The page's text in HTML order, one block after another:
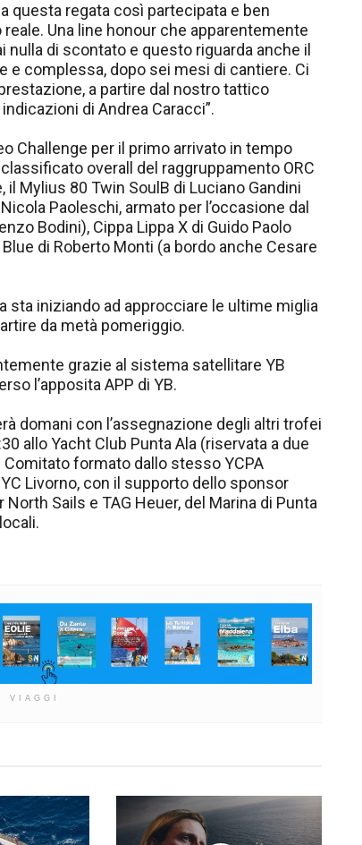
questa regata così partecipata e ben
Una line honour che apparentemente
nulla di scontato e questo riguarda anche il
e complessa, dopo sei mesi di cantiere. Ci
a partire dal nostro tattico
di Andrea Caracci”.
Challenge per il primo arrivato in tempo
overall del raggruppamento ORC
il Mylius 80 Twin SoulB di Luciano Gandini
Paoleschi, armato per l’occasione dal
Bodini), Cippa Lippa X di Guido Paolo
di Roberto Monti (a bordo anche Cesare
iniziando ad approcciare le ultime miglia
da metà pomeriggio.
grazie al sistema satellitare YB
l’apposita APP di YB.
domani con l’assegnazione degli altri trofei
allo Yacht Club Punta Ala (riservata a due
formato dallo stesso YCPA
Livorno, con il supporto dello sponsor
Sails e TAG Heuer, del Marina di Punta
VIAGGI